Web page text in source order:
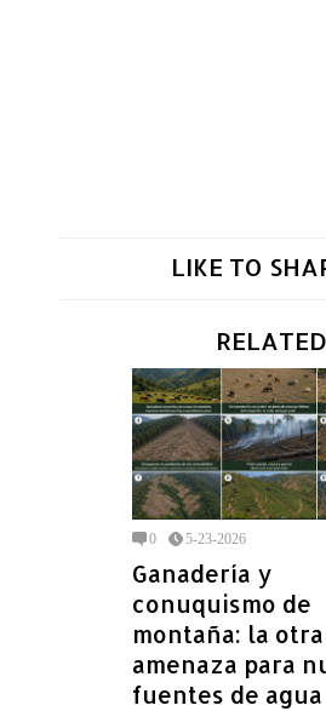
LIKE TO
RELATED
0 5-23-2026
Ganadería y
conuquismo de
montaña: la
amenaza para
fuentes de agua